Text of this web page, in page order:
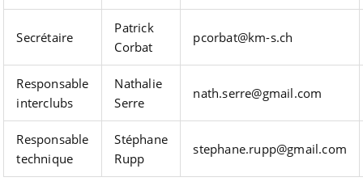
Secrétaire
Patrick
Corbat
pcorbat@km-s.ch
Responsable
interclubs
Nathalie
Serre
nath.serre@gmail.com
Responsable
technique
Stéphane
Rupp
stephane.rupp@gmail.com